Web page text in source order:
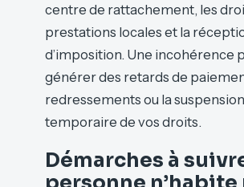
centre de rattachement, les
prestations locales et la
d’imposition. Une incohérence
générer des retards de
redressements ou la suspension
temporaire de vos droits.
Démarches à